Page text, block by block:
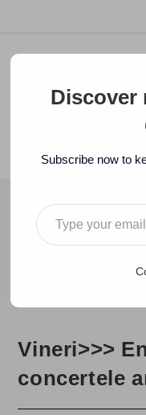
BLOG
2007 > October >
Vineri>>>
concertele
Discover
Subscribe now to
Type your email…